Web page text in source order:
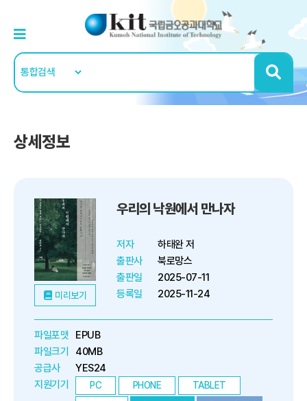
상세정보
미리보기
우리의 낙원에서 만나자
저자
하태완 저
출판사
북로망스
출판일
2025-07-11
등록일
2025-11-24
파일포맷
EPUB
파일크기
40MB
공급사
YES24
지원기기
PC PHONE
TABLET